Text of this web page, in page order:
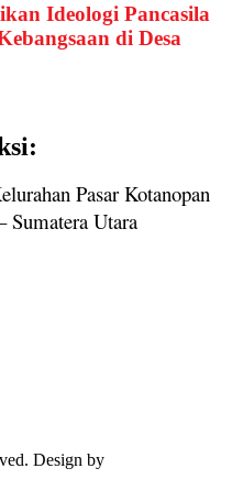
Ideologi Pancasila
di Desa
Pasar Kotanopan
Sumatera Utara
Design by